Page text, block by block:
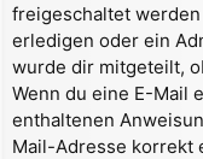
freigeschaltet
erledigen oder ein
wurde dir mitgeteilt,
Wenn du eine E-Mail
enthaltenen
Mail-Adresse korrekt